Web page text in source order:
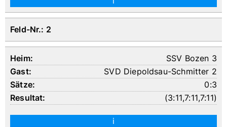
Feld-Nr.: 2
SSV Bozen 3
SVD Diepoldsau-Schmitter 2
0:3
(3:11,7:11,7:11)
i